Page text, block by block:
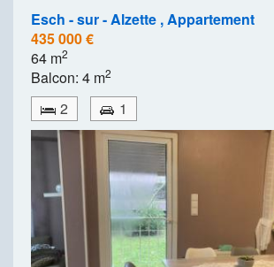
Esch - sur - Alzette , Appartement
435 000 €
64 m2
Balcon: 4 m2
2 1